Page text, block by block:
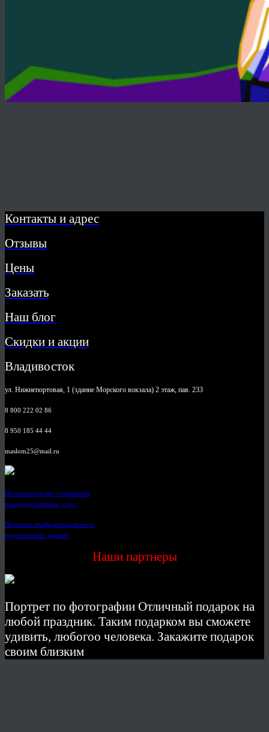
Контакты и адрес
Отзывы
Цены
Заказать
Наш блог
Скидки и акции
Владивосток
ул. Нижнепортовая, 1 (здание Морского вокзала) 2 этаж, пав. 233
8 800 222 02 86
8 950 185 44 44
maslom25@mail.ru
Пользовательское соглашение
на предоставление услуг
Политика конфиденциальности
персональных данных
Наши партнеры
Портрет по фотографии Отличный подарок на
любой праздник. Таким подарком вы сможете
удивить, любогоо человека. Закажите подарок
своим близким